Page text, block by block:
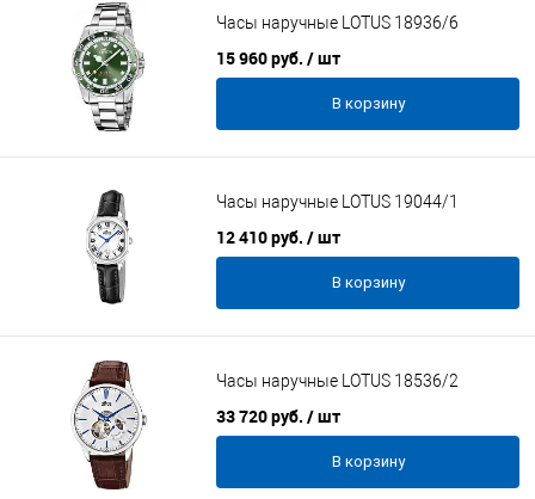
Часы наручные LOTUS 18936/6
15 960 руб. / шт
В корзину
Часы наручные LOTUS 19044/1
12 410 руб. / шт
В корзину
Часы наручные LOTUS 18536/2
33 720 руб. / шт
В корзину